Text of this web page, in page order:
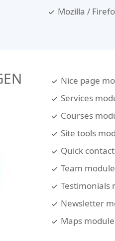
Mozilla /
Nice page
Services
Courses
Site tools
Quick
Team module
Testimonials
Newsletter
Maps module